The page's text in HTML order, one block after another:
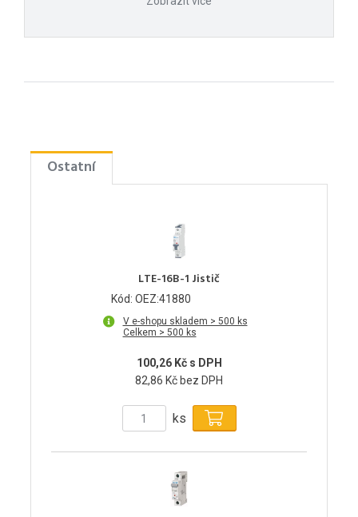
Ostatní
LTE-16B-1 Jistič
Kód: OEZ:41880
V e-shopu skladem > 500 ks
Celkem > 500 ks
100,26 Kč s DPH
82,86 Kč bez DPH
ks